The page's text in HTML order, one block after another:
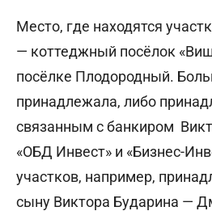
Место, где находятся
— коттеджный посёлок
посёлке Плодородный.
принадлежала, либо
связанным с банкиром
«ОБД Инвест» и «Бизнес-
участков, например,
сыну Виктора Бударина —